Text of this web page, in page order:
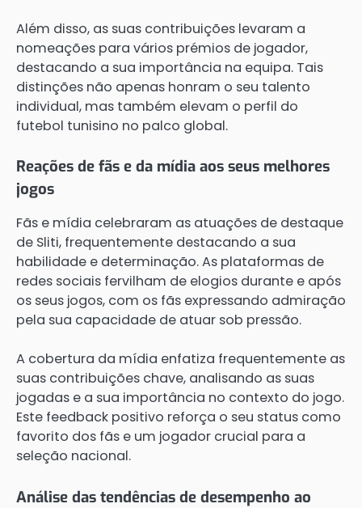
Além disso, as suas contribuições levaram a
nomeações para vários prémios de jogador,
destacando a sua importância na equipa. Tais
distinções não apenas honram o seu talento
individual, mas também elevam o perfil do
futebol tunisino no palco global.
Reações de fãs e da mídia aos seus melhores
jogos
Fãs e mídia celebraram as atuações de destaque
de Sliti, frequentemente destacando a sua
habilidade e determinação. As plataformas de
redes sociais fervilham de elogios durante e após
os seus jogos, com os fãs expressando admiração
pela sua capacidade de atuar sob pressão.
A cobertura da mídia enfatiza frequentemente as
suas contribuições chave, analisando as suas
jogadas e a sua importância no contexto do jogo.
Este feedback positivo reforça o seu status como
favorito dos fãs e um jogador crucial para a
seleção nacional.
Análise das tendências de desempenho ao